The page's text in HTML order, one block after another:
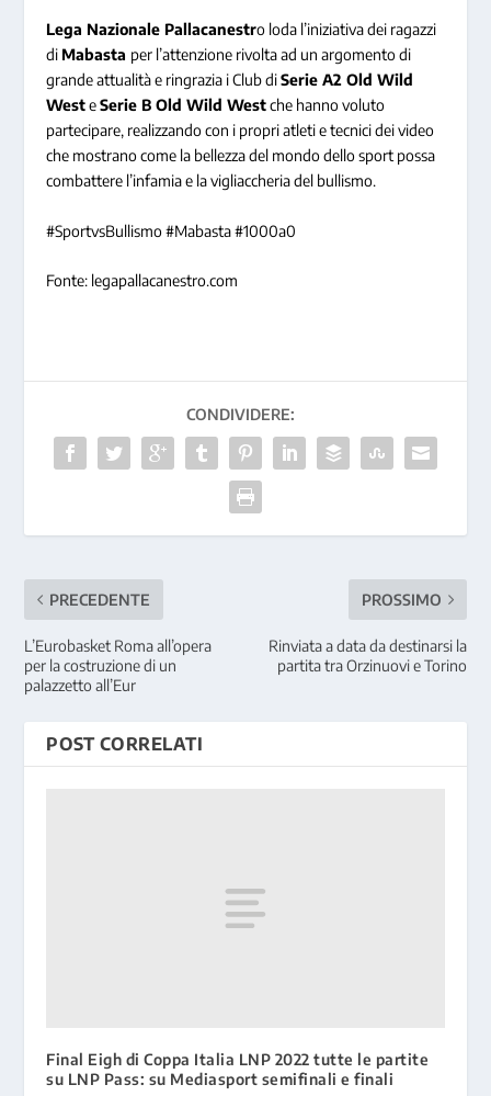
Lega Nazionale Pallacanestro loda l’iniziativa dei ragazzi
di Mabasta per l’attenzione rivolta ad un argomento di
grande attualità e ringrazia i Club diSerie A2 Old Wild
WesteSerie B Old Wild Westche hanno voluto
partecipare, realizzando con i propri atleti e tecnici dei video
che mostrano come la bellezza del mondo dello sport possa
combattere l’infamia e la vigliaccheria del bullismo.
#SportvsBullismo #Mabasta #1000a0
Fonte: legapallacanestro.com
CONDIVIDERE:
PRECEDENTE
L’Eurobasket Roma all’opera
per la costruzione di un
palazzetto all’Eur
PROSSIMO
Rinviata a data da destinarsi la
partita tra Orzinuovi e Torino
POST CORRELATI
Final Eigh di Coppa Italia LNP 2022 tutte le partite
su LNP Pass: su Mediasport semifinali e finali